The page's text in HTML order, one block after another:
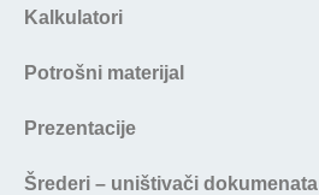
Kalkulatori
Potrošni materijal
Prezentacije
Šrederi – uništivači dokumenata